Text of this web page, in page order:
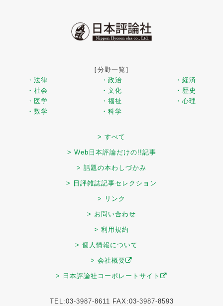
［分野一覧］
・法律
・政治
・経済
・社会
・文化
・歴史
・医学
・福祉
・心理
・数学
・科学
> すべて
> Web日本評論だけの!!記事
> 話題の本わしづかみ
> 日評雑誌記事セレクション
> リンク
> お問い合わせ
> 利用規約
> 個人情報について
> 会社概要
> 日本評論社コーポレートサイト
TEL:03-3987-8611 FAX:03-3987-8593